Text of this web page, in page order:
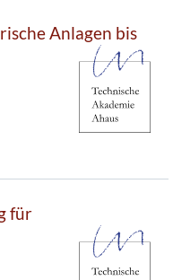
Anlagen bis
für